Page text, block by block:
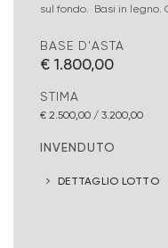
sul fondo. Basi in legno.
BASE D'ASTA
€ 1.800,00
STIMA
€ 2.500,00 / 3.200,00
INVENDUTO
DETTAGLIO LOTTO